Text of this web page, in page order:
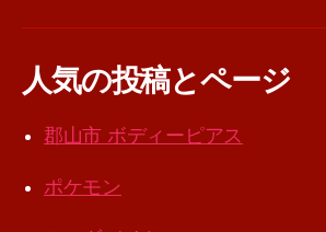
人気の投稿とページ
郡山市 ボディーピアス
ポケモン